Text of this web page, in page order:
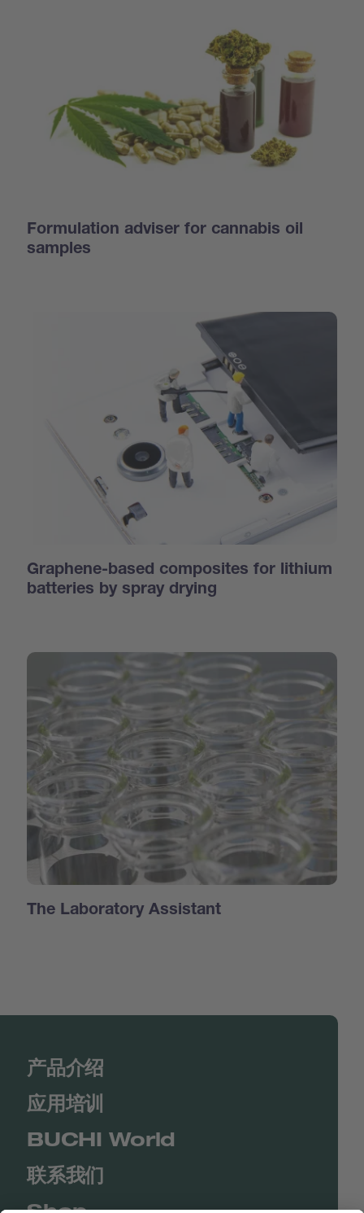
Formulation adviser for cannabis oil
samples
Graphene-based composites for lithium
batteries by spray drying
The Laboratory Assistant
产品介绍
应用培训
BUCHI World
联系我们